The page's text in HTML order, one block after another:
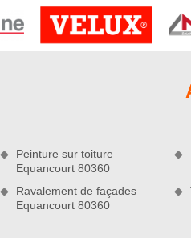
de tous types de toit
professionnel tel que Nord
de démoussage de toiture à
Peinture sur toiture
Equancourt 80360
Ravalement de façades
Equancourt 80360